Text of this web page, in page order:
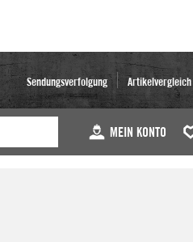
Sendungsverfolgung Artikelvergleich
MEIN KONTO